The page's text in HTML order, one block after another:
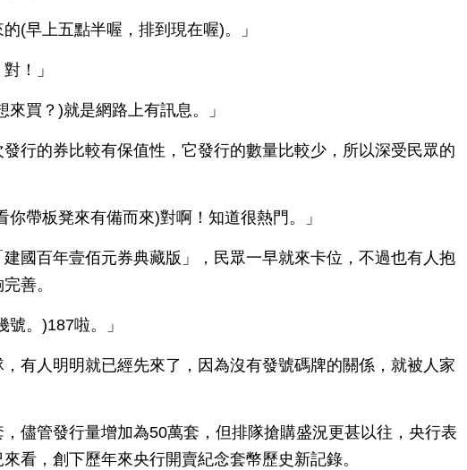
(早上五點半喔，排到現在喔)。」
！」
來買？)就是網路上有訊息。」
行的券比較有保值性，它發行的數量比較少，所以深受民眾的
你帶板凳來有備而來)對啊！知道很熱門。」
國百年壹佰元券典藏版」，民眾一早就來卡位，不過也有人抱
善。
號。)187啦。」
有人明明就已經先來了，因為沒有發號碼牌的關係，就被人家
儘管發行量增加為50萬套，但排隊搶購盛況更甚以往，央行表
看，創下歷年來央行開賣紀念套幣歷史新記錄。